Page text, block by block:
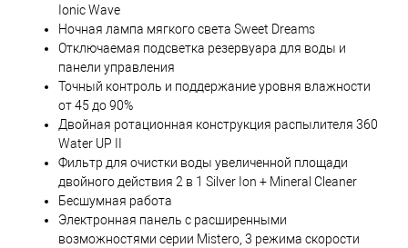
Ionic Wave
Ночная лампа мягкого света Sweet Dreams
Отключаемая подсветка резервуара для воды и
панели управления
Точный контроль и поддержание уровня влажности
от 45 до 90%
Двойная ротационная конструкция распылителя 360
Water UP II
Фильтр для очистки воды увеличенной площади
двойного действия 2 в 1 Silver Ion + Mineral Cleaner
Бесшумная работа
Электронная панель с расширенными
возможностями серии Mistero, 3 режима скорости